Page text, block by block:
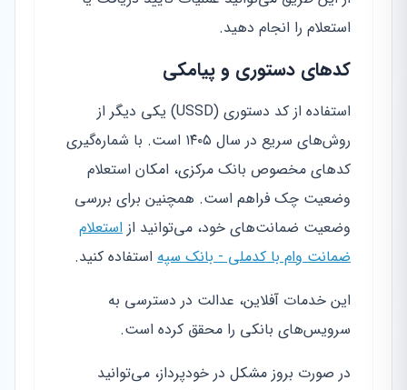
استعلام را انجام دهید.
کدهای دستوری و پیامکی
استفاده از کد دستوری (USSD) یکی دیگر از
روش‌های سریع در سال ۱۴۰۵ است. با شماره‌گیری
کدهای مخصوص بانک مرکزی، امکان استعلام
وضعیت چک فراهم است. همچنین برای بررسی
وضعیت ضمانت‌های خود، می‌توانید از استعلام
ضمانت وام با کدملی - بانک سپه استفاده کنید.
این خدمات آفلاین، عدالت در دسترسی به
سرویس‌های بانکی را محقق کرده است.
در صورت بروز مشکل در خودپرداز، می‌توانید